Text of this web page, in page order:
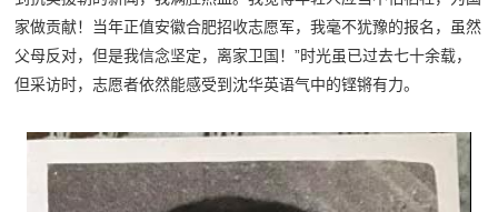
家做贡献！当年正值安徽合肥招收志愿军，我毫不犹豫的报名，虽然
父母反对，但是我信念坚定，离家卫国！”时光虽已过去七十余载，
但采访时，志愿者依然能感受到沈华英语气中的铿锵有力。